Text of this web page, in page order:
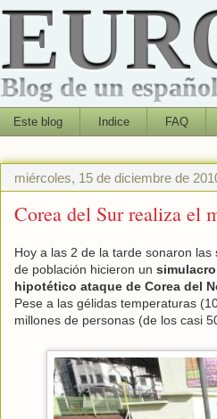
Blog de un
Este blog Indice FAQ
miércoles, 15 de diciembre de
Corea del Sur realiza el
Hoy a las 2 de la tarde sonaron
de población hicieron un
hipotético ataque de Corea del
Pese a las gélidas temperaturas
millones de personas (de los casi